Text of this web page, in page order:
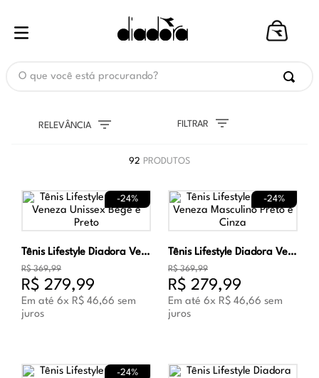
RELEVÂNCIA FILTRAR
92 PRODUTOS
-24%
Tênis Lifestyle Diadora Veneza Unissex Bege e Preto
R$ 369,99
R$ 279,99
Em até 6x R$ 46,66 sem
juros
-24%
Tênis Lifestyle Diadora Veneza Masculino Preto e Cinza
R$ 369,99
R$ 279,99
Em até 6x R$ 46,66 sem
juros
-24%